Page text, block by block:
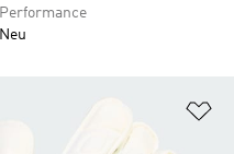
Performance
Neu